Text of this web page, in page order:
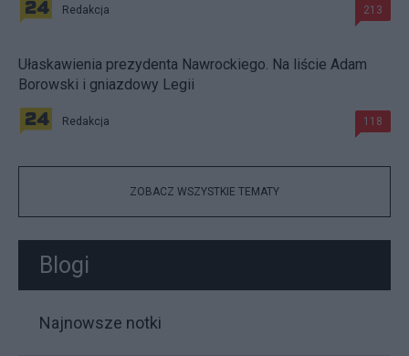
Redakcja 213
Ułaskawienia prezydenta Nawrockiego. Na liście Adam
Borowski i gniazdowy Legii
Redakcja 118
ZOBACZ WSZYSTKIE TEMATY
Blogi
Najnowsze notki